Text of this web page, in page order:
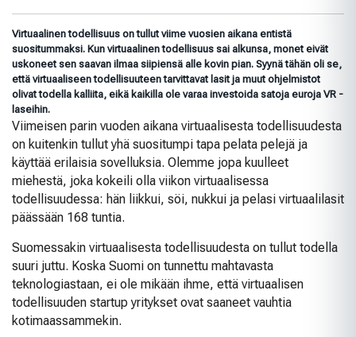
Virtuaalinen todellisuus on tullut viime vuosien aikana entistä
suositummaksi. Kun virtuaalinen todellisuus sai alkunsa, monet eivät
uskoneet sen saavan ilmaa siipiensä alle kovin pian. Syynä tähän oli se,
että virtuaaliseen todellisuuteen tarvittavat lasit ja muut ohjelmistot
olivat todella kalliita, eikä kaikilla ole varaa investoida satoja euroja VR -
laseihin.
Viimeisen parin vuoden aikana virtuaalisesta todellisuudesta
on kuitenkin tullut yhä suositumpi tapa pelata pelejä ja
käyttää erilaisia sovelluksia. Olemme jopa kuulleet
miehestä, joka kokeili olla viikon virtuaalisessa
todellisuudessa: hän liikkui, söi, nukkui ja pelasi virtuaalilasit
päässään 168 tuntia.
Suomessakin virtuaalisesta todellisuudesta on tullut todella
suuri juttu. Koska Suomi on tunnettu mahtavasta
teknologiastaan, ei ole mikään ihme, että virtuaalisen
todellisuuden startup yritykset ovat saaneet vauhtia
kotimaassammekin.